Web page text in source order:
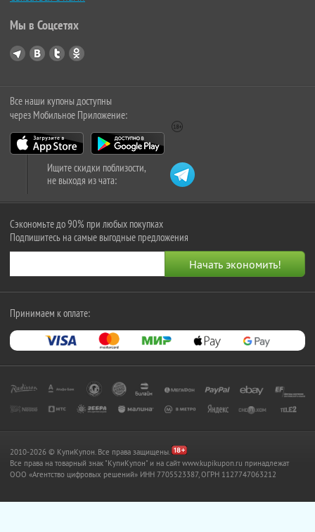
Мы в Соцсетях
Все наши купоны доступны
через Мобильное Приложение:
Ищите скидки поблизости,
не выходя из чата:
Сэкономьте до 90% при любых покупках
Подпишитесь на самые выгодные предложения
Принимаем к оплате:
2010-2026 © КупиКупон. Все права защищены.
Все права на товарный знак "КупиКупон" и на сайт www.kupikupon.ru принадлежат
OOO «Агентство цифровых решений» ИНН 7705523387, ОГРН 1127747063212